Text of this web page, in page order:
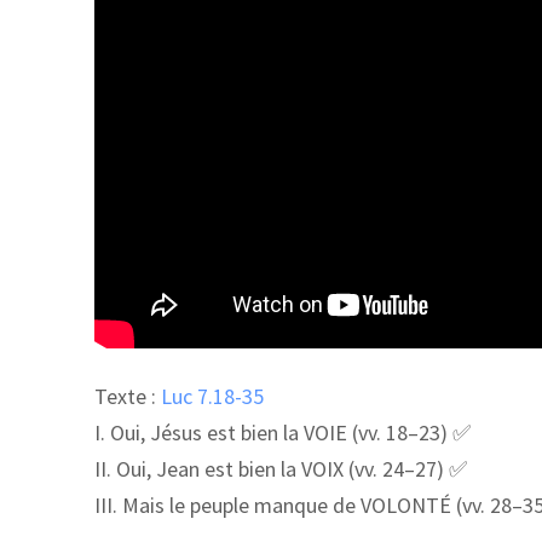
Texte : Luc 7.18-35
I. Oui, Jésus est bien la VOIE (vv. 18–23) ✅
II. Oui, Jean est bien la VOIX (vv. 24–27) ✅
III. Mais le peuple manque de VOLONTÉ (vv.